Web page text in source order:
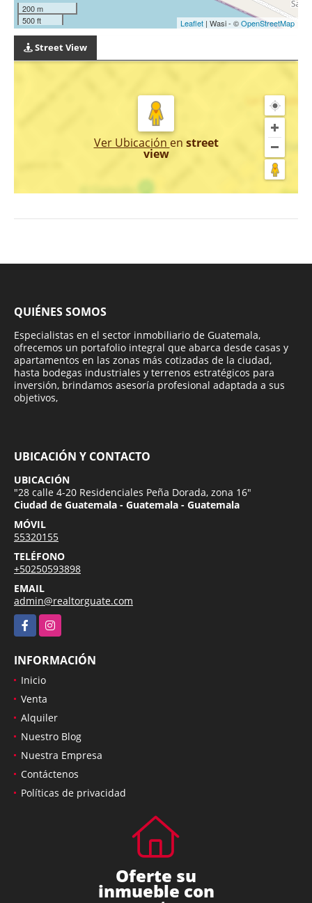
200 m
500 ft
Leaflet | Wasi - ©OpenStreetMap
Street View
Ver Ubicación en street
view
QUIÉNES SOMOS
Especialistas en el sector inmobiliario de Guatemala,
ofrecemos un portafolio integral que abarca desde casas y
apartamentos en las zonas más cotizadas de la ciudad,
hasta bodegas industriales y terrenos estratégicos para
inversión, brindamos asesoría profesional adaptada a sus
objetivos,
UBICACIÓN Y CONTACTO
UBICACIÓN
"28 calle 4-20 Residenciales Peña Dorada, zona 16"
Ciudad de Guatemala - Guatemala - Guatemala
MÓVIL
55320155
TELÉFONO
+50250593898
EMAIL
admin@realtorguate.com
FacebookInstagram
INFORMACIÓN
Inicio
Venta
Alquiler
Nuestro Blog
Nuestra Empresa
Contáctenos
Políticas de privacidad
Oferte su
inmueble con